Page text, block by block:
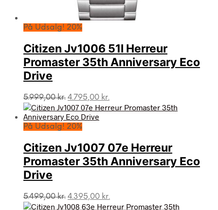
På Udsalg! 20%
Citizen Jv1006 51l Herreur
Promaster 35th Anniversary Eco
Drive
5.999,00kr. Den
oprindelige
pris
var:
4.795,00 kr.
aktuelle
På Udsalg! 20%
Citizen Jv1007 07e Herreur
Promaster 35th Anniversary Eco
Drive
5.499,00kr. Den
oprindelige
4.395,00 kr.
aktuelle